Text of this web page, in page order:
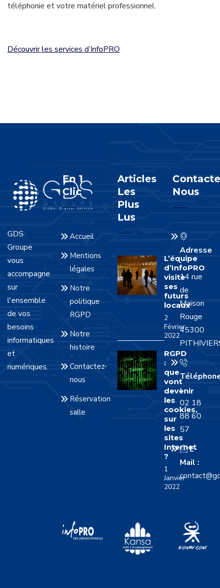
téléphonie et votre matériel professionnel.
Découvrir les services d’InfoPRO
GDS
Groupe
vous
accompagne
sur
l'ensemble
de vos
besoins
informatiques
et
numériques.
En 1
Clic
Accueil
Mentions
légales
Notre
politique
RGPD
Notre
histoire
Contactez-
nous
Réservation
salle
Articles
Les
Plus
Lus
L’équipe
d’InfoPRO
visite
ses
futurs
locaux
2
Février
2022
RGPD
:
que
vont
devenir
les
cookies,
sur
les
sites
Internet
?
1
Janvier
2022
Nous
Adresse
:
14 rue
de
Maison
Rouge
45300
:
02 18
88 60
57
E-
Mail :